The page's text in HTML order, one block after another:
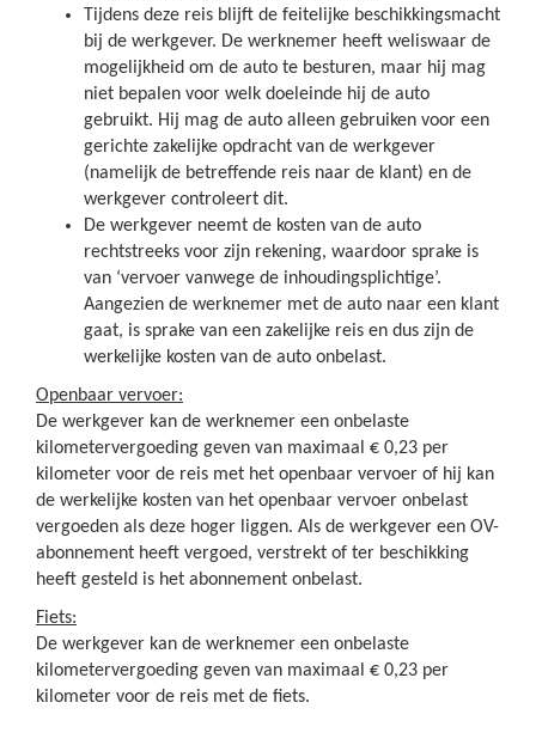
Tijdens deze reis blijft de feitelijke beschikkingsmacht
bij de werkgever. De werknemer heeft weliswaar de
mogelijkheid om de auto te besturen, maar hij mag
niet bepalen voor welk doeleinde hij de auto
gebruikt. Hij mag de auto alleen gebruiken voor een
gerichte zakelijke opdracht van de werkgever
(namelijk de betreffende reis naar de klant) en de
werkgever controleert dit.
De werkgever neemt de kosten van de auto
rechtstreeks voor zijn rekening, waardoor sprake is
van ‘vervoer vanwege de inhoudingsplichtige’.
Aangezien de werknemer met de auto naar een klant
gaat, is sprake van een zakelijke reis en dus zijn de
werkelijke kosten van de auto onbelast.
Openbaar vervoer:
De werkgever kan de werknemer een onbelaste
kilometervergoeding geven van maximaal € 0,23 per
kilometer voor de reis met het openbaar vervoer of hij kan
de werkelijke kosten van het openbaar vervoer onbelast
vergoeden als deze hoger liggen. Als de werkgever een OV-
abonnement heeft vergoed, verstrekt of ter beschikking
heeft gesteld is het abonnement onbelast.
Fiets:
De werkgever kan de werknemer een onbelaste
kilometervergoeding geven van maximaal € 0,23 per
kilometer voor de reis met de fiets.